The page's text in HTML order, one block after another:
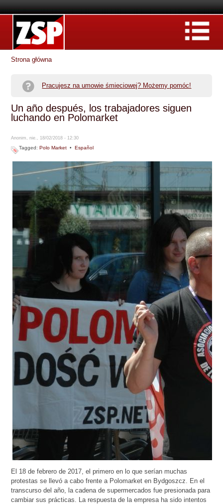
Strona główna
Pracujesz na umowie śmieciowej? Możemy pomóc!
Un año después, los trabajadores siguen
luchando en Polomarket
Anonim, nie., 18/02/2018 - 12:30
Tagged:Polo Market •Español
El 18 de febrero de 2017, el primero en lo que serían muchas
protestas se llevó a cabo frente a Polomarket en Bydgoszcz. En el
transcurso del año, la cadena de supermercados fue presionada para
cambiar sus prácticas. La respuesta de la empresa ha sido intentos